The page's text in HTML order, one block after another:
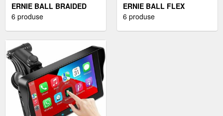
ERNIE BALL BRAIDED
INSTRUMENT CABLE
DE INSTRUMENT
6 produse
ERNIE BALL FLEX
INSTRUMENT CABLE
6 produse